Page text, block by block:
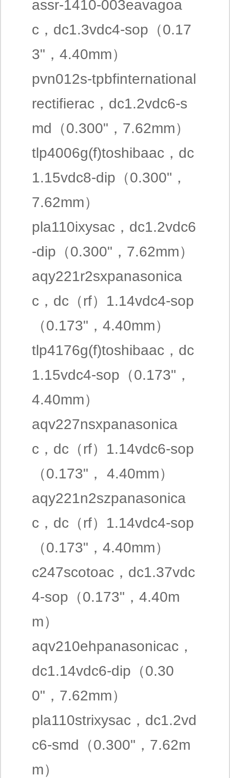
assr-1410-003eavagoa
c，dc1.3vdc4-sop（0.17
3"，4.40mm）
pvn012s-tpbfinternational
rectifierac，dc1.2vdc6-s
md（0.300"，7.62mm）
tlp4006g(f)toshibaac，dc
1.15vdc8-dip（0.300"，
7.62mm）
pla110ixysac，dc1.2vdc6
-dip（0.300"，7.62mm）
aqy221r2sxpanasonica
c，dc（rf）1.14vdc4-sop
（0.173"，4.40mm）
tlp4176g(f)toshibaac，dc
1.15vdc4-sop（0.173"，
4.40mm）
aqv227nsxpanasonica
c，dc（rf）1.14vdc6-sop
（0.173"， 4.40mm）
aqy221n2szpanasonica
c，dc（rf）1.14vdc4-sop
（0.173"，4.40mm）
c247scotoac，dc1.37vdc
4-sop（0.173"，4.40m
m）
aqv210ehpanasonicac，
dc1.14vdc6-dip（0.30
0"，7.62mm）
pla110strixysac，dc1.2vd
c6-smd（0.300"，7.62m
m）